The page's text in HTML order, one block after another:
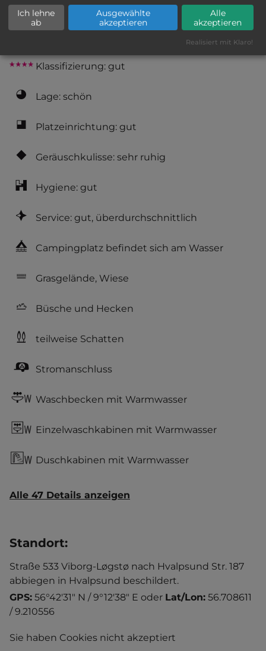
Ausstattung:
Klassifizierung: gut
Lage: schön
Platzeinrichtung: gut
Geräuschkulisse: sehr ruhig
Hygiene: gut
Service: gut, überdurchschnittlich
Campingplatz befindet sich am Wasser
Grasgelände, Wiese
Büsche und Hecken
teilweise Schatten
Stromanschluss
Waschbecken mit Warmwasser
Einzelwaschkabinen mit Warmwasser
Duschkabinen mit Warmwasser
Alle 47 Details anzeigen
Standort:
Straße 533 Viborg-Løgstø nach Hvalpsund Str. 187
abbiegen in Hvalpsund beschildert.
GPS: 56°42'31" N / 9°12'38" E oder Lat/Lon: 56.708611
/ 9.210556
Sie haben Cookies nicht akzeptiert
Ich lehne
ab
Ausgewählte
akzeptieren
Alle
akzeptieren
Realisiert mit Klaro!